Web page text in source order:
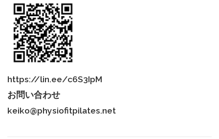
https://lin.ee/c6S3IpM
お問い合わせ
keiko@physiofitpilates.net